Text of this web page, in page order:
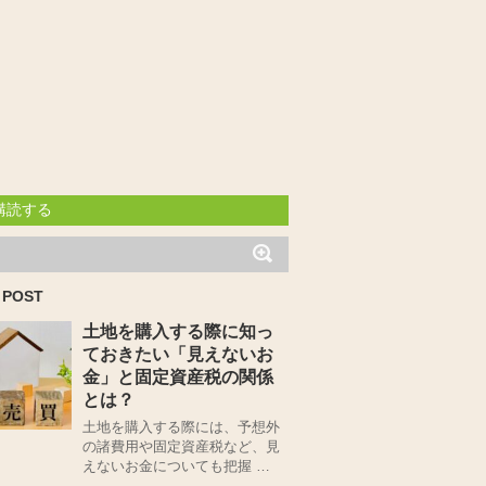
する
土地を購入する際に知っ
ておきたい「見えないお
金」と固定資産税の関係
とは？
土地を購入する際には、予想外
の諸費用や固定資産税など、見
えないお金についても把握 …